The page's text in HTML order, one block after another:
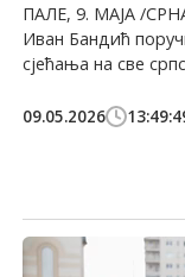
ПАЛЕ, 9. МАЈА /
Иван Бандић
сјећања на све
09.05.2026